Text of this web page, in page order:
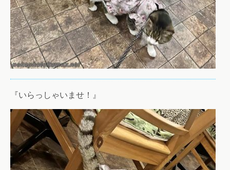
『いらっしゃいませ！』